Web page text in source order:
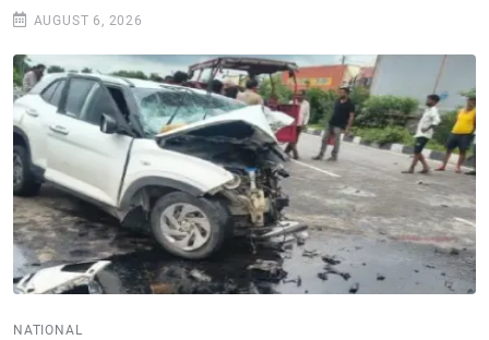
AUGUST 6, 2026
NATIONAL